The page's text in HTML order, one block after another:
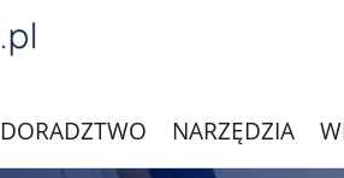
DORADZTWO NARZĘDZIA